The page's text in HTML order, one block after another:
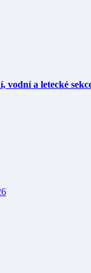
vodní a letecké